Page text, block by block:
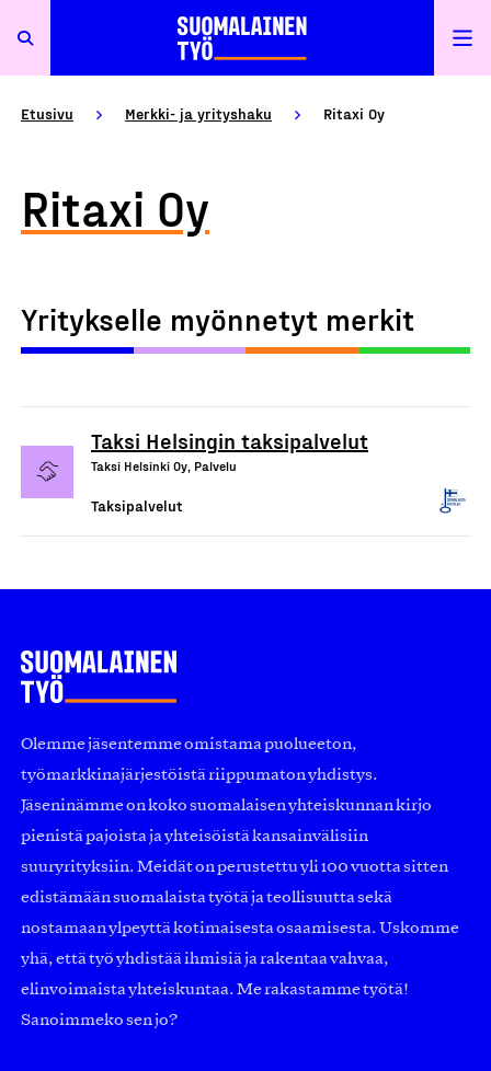
Etusivu Merkki- ja yrityshaku Ritaxi Oy
Ritaxi Oy
Yritykselle myönnetyt merkit
Taksi Helsingin taksipalvelut
Taksi Helsinki Oy, Palvelu
Taksipalvelut
Olemme jäsentemme omistama puolueeton,
työmarkkinajärjestöistä riippumaton yhdistys.
Jäseninämme on koko suomalaisen yhteiskunnan kirjo
pienistä pajoista ja yhteisöistä kansainvälisiin
suuryrityksiin. Meidät on perustettu yli 100 vuotta sitten
edistämään suomalaista työtä ja teollisuutta sekä
nostamaan ylpeyttä kotimaisesta osaamisesta. Uskomme
yhä, että työ yhdistää ihmisiä ja rakentaa vahvaa,
elinvoimaista yhteiskuntaa. Me rakastamme työtä!
Sanoimmeko sen jo?